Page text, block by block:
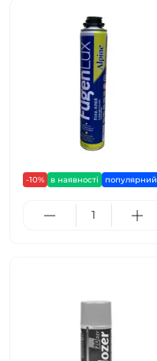
-10% в наявності популярний